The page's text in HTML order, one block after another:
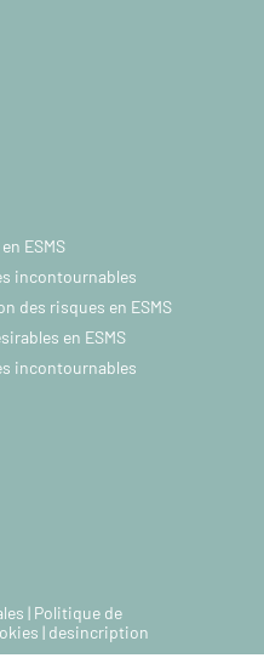
ESMS
incontournables
des risques en ESMS
en ESMS
incontournables
| Politique de
| desincription